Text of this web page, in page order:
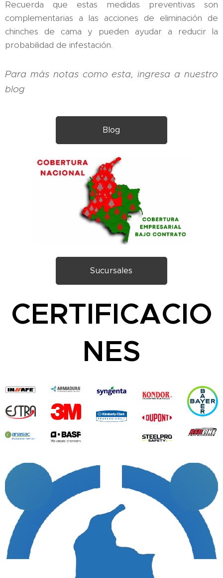
Recuerda que estas medidas preventivas son
complementarias a las acciones de eliminación de
chinches de cama y pueden ayudar a reducir la
probabilidad de infestación.
Para más notas como esta, ingresa a nuestro
blog
Blog
Sucursales
CERTIFICACIO
NES